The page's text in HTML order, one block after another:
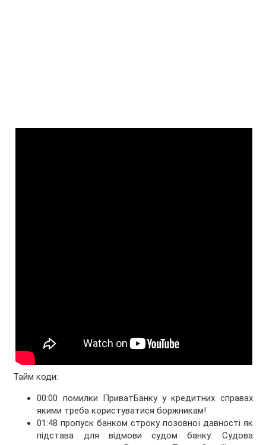
Тайм коди:
00:00 помилки ПриватБанку у кредитних справах
якими треба користуватися боржникам!
01:48 пропуск банком строку позовної давності як
підстава для відмови судом банку. Судова